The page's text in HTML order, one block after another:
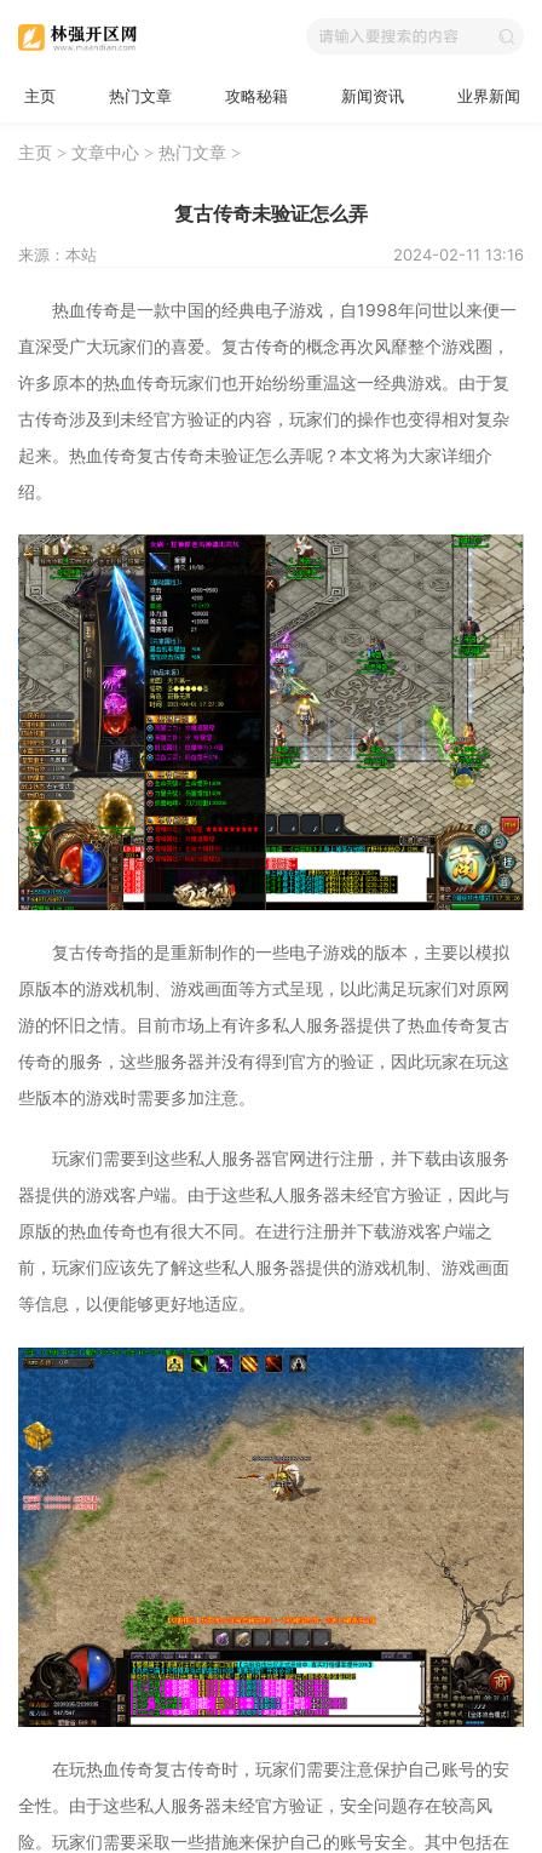
主页 热门文章 攻略秘籍 新闻资讯 业界新闻
主页 > 文章中心 > 热门文章 >
复古传奇未验证怎么弄
来源：本站 2024-02-11 13:16
热血传奇是一款中国的经典电子游戏，自1998年问世以来便一
直深受广大玩家们的喜爱。复古传奇的概念再次风靡整个游戏圈，
许多原本的热血传奇玩家们也开始纷纷重温这一经典游戏。由于复
古传奇涉及到未经官方验证的内容，玩家们的操作也变得相对复杂
起来。热血传奇复古传奇未验证怎么弄呢？本文将为大家详细介
绍。
复古传奇指的是重新制作的一些电子游戏的版本，主要以模拟
原版本的游戏机制、游戏画面等方式呈现，以此满足玩家们对原网
游的怀旧之情。目前市场上有许多私人服务器提供了热血传奇复古
传奇的服务，这些服务器并没有得到官方的验证，因此玩家在玩这
些版本的游戏时需要多加注意。
玩家们需要到这些私人服务器官网进行注册，并下载由该服务
器提供的游戏客户端。由于这些私人服务器未经官方验证，因此与
原版的热血传奇也有很大不同。在进行注册并下载游戏客户端之
前，玩家们应该先了解这些私人服务器提供的游戏机制、游戏画面
等信息，以便能够更好地适应。
在玩热血传奇复古传奇时，玩家们需要注意保护自己账号的安
全性。由于这些私人服务器未经官方验证，安全问题存在较高风
险。玩家们需要采取一些措施来保护自己的账号安全。其中包括在